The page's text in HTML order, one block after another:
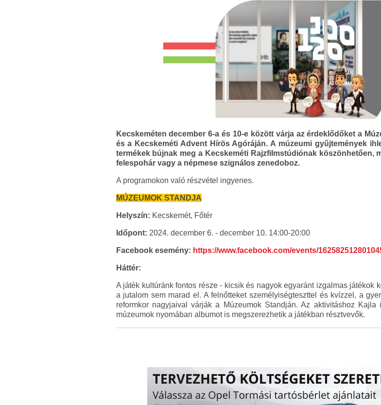
Kecskeméten december 6-a és 10-e között várja az érdeklődőket a
és a Kecskeméti Advent Hírös Agóráján. A múzeumi gyűjtemények
termékek bújnak meg a Kecskeméti Rajzfilmstúdiónak köszönhetően,
felespohár vagy a népmese szignálos zenedoboz.
A programokon való részvétel ingyenes.
MÚZEUMOK STANDJA
Helyszín: Kecskemét, Főtér
Időpont: 2024. december 6. - december 10. 14:00-20:00
Facebook esemény: https://www.facebook.com/events/
Háttér:
A játék kultúránk fontos része - kicsik és nagyok egyaránt izgalmas játékok
a jutalom sem marad el. A felnőtteket személyiségteszttel és kvízzel, a
reformkor nagyjaival várják a Múzeumok Standján. Az aktivitáshoz
múzeumok nyomában albumot is megszerezhetik a játékban résztvevők.